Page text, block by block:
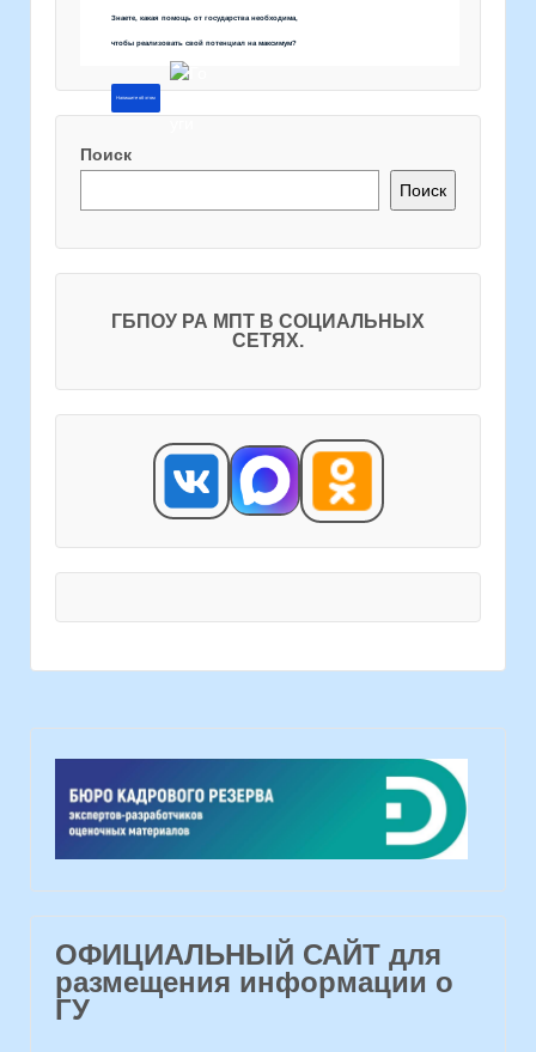
Знаете, какая помощь от государства необходима,
чтобы реализовать свой потенциал на максимум?
Напишите об этом
Поиск
Поиск
ГБПОУ РА МПТ В СОЦИАЛЬНЫХ
СЕТЯХ.
ОФИЦИАЛЬНЫЙ САЙТ для
размещения информации о
ГУ